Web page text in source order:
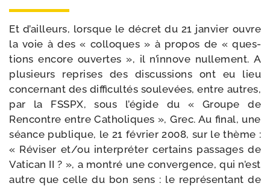
Et d’ailleurs, lorsque le décret du 21 jan­vier ouvre
la voie à des « col­loques » à pro­pos de « ques­
tions encore ouvertes », il n’innove nul­le­ment. A
plu­sieurs reprises des dis­cus­sions ont eu lieu
concer­nant des dif­fi­cul­tés sou­le­vées, entre autres,
par la FSSPX, sous l’égide du « Groupe de
Rencontre entre Catholiques », Grec. Au final, une
séance publique, le 21 février 2008, sur le thème :
« Réviser et/​ou inter­pré­ter cer­tains pas­sages de
Vatican II ? », a mon­tré une conver­gence, qui n’est
autre que celle du bon sens : le repré­sen­tant de